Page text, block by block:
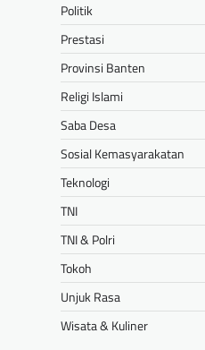
Politik
Prestasi
Provinsi Banten
Religi Islami
Saba Desa
Sosial Kemasyarakatan
Teknologi
TNI
TNI & Polri
Tokoh
Unjuk Rasa
Wisata & Kuliner